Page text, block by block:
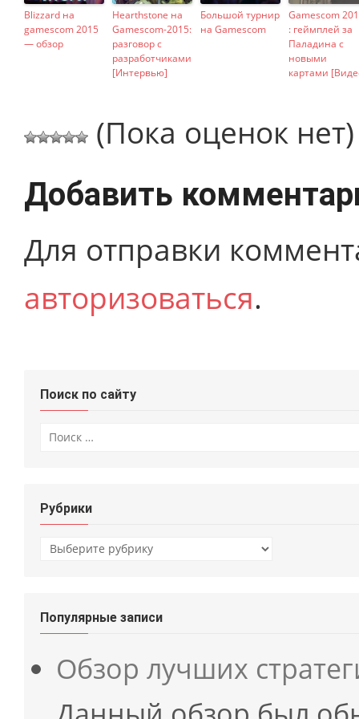
Blizzard на
gamescom 2015
— обзор
Hearthstone на
Gamescom-2015:
разговор с
разработчиками
[Интервью]
Большой турнир
на Gamescom
Gamescom
: геймплей за
Паладина с
новыми
картами
(Пока оценок нет)
Добавить
Для отправки
авторизоваться.
Поиск по сайту
Рубрики
Рубрики
Популярные записи
Обзор лучших